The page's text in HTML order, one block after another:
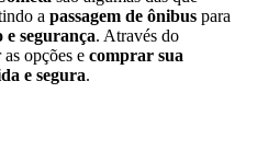
a passagem de ônibus para
e segurança. Através do
opções e comprar sua
e segura.